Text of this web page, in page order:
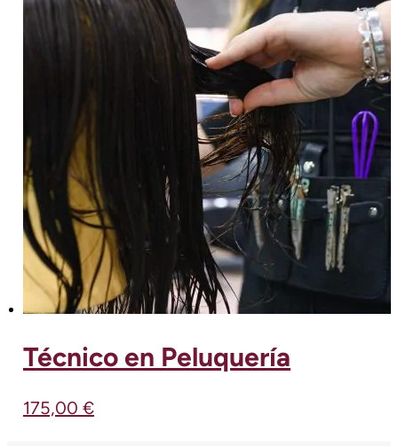
Técnico en Peluquería
175,00 €